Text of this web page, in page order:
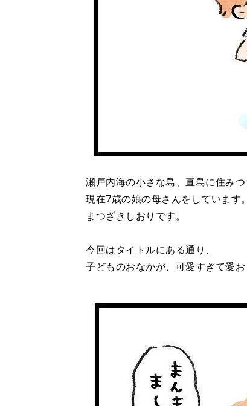
瀬戸内海の小さな島、直島に住みつ
現在7歳の娘の母さんをしています。
まつざきしおりです。
今回はタイトルにある通り、
子どものおなかが、可愛すぎて愛